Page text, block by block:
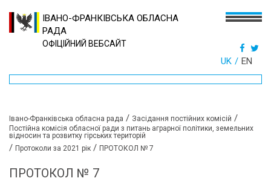
ІВАНО-ФРАНКІВСЬКА ОБЛАСНА
РАДА
ОФІЦІЙНИЙ ВЕБСАЙТ
UK EN
Івано-Франківська обласна рада / Засідання постійних комісій /
Постійна комісія обласної ради з питань аграрної політики, земельних
відносин та розвитку гірських територій
/ Протоколи за 2021 рік / ПРОТОКОЛ № 7
ПРОТОКОЛ № 7